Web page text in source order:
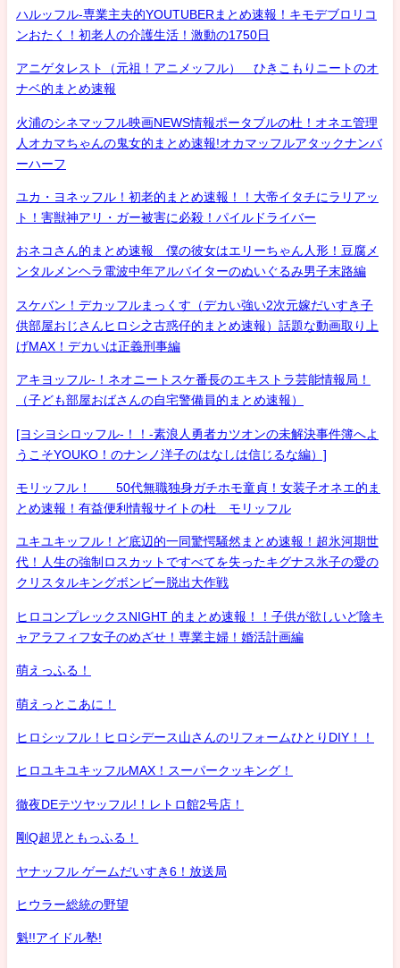
ハルッフル-専業主夫的YOUTUBERまとめ速報！キモデブロリコ
ンおたく！初老人の介護生活！激動の1750日
アニゲタレスト（元祖！アニメッフル） ひきこもりニートのオ
ナベ的まとめ速報
火浦のシネマッフル映画NEWS情報ポータブルの杜！オネエ管理
人オカマちゃんの鬼女的まとめ速報!オカマッフルアタックナンバ
ーハーフ
ユカ・ヨネッフル！初老的まとめ速報！！大帝イタチにラリアッ
ト！害獣神アリ・ガー被害に必殺！パイルドライバー
おネコさん的まとめ速報 僕の彼女はエリーちゃん人形！豆腐メ
ンタルメンヘラ電波中年アルバイターのぬいぐるみ男子末路編
スケバン！デカッフルまっくす（デカい強い2次元嫁だいすき子
供部屋おじさんヒロシ之古惑仔的まとめ速報）話題な動画取り上
げMAX！デカいは正義刑事編
アキヨッフル-！ネオニートスケ番長のエキストラ芸能情報局！
（子ども部屋おばさんの自宅警備員的まとめ速報）
[ヨシヨシロッフル-！！-素浪人勇者カツオンの未解決事件簿へよ
うこそYOUKO！のナンノ洋子のはなしは信じるな編）]
モリッフル！ 50代無職独身ガチホモ童貞！女装子オネエ的ま
とめ速報！有益便利情報サイトの杜 モリッフル
ユキユキッフル！ど底辺的一同驚愕騒然まとめ速報！超氷河期世
代！人生の強制ロスカットですべてを失ったキグナス氷子の愛の
クリスタルキングボンビー脱出大作戦
ヒロコンプレックスNIGHT 的まとめ速報！！子供が欲しいど陰キ
ャアラフィフ女子のめざせ！専業主婦！婚活計画編
萌えっふる！
萌えっとこあに！
ヒロシッフル！ヒロシデース山さんのリフォームひとりDIY！！
ヒロユキユキッフルMAX！スーパークッキング！
徹夜DEテツヤッフル!！レトロ館2号店！
剛Q超児ともっふる！
ヤナッフル ゲームだいすき6！放送局
ヒウラー総統の野望
魁!!アイドル塾!